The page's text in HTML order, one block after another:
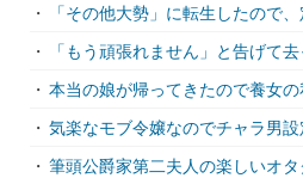
・
「その他大勢」に転生したので
・
「もう頑張れません」と告げて
・ 本当の娘が帰ってきたので養女
・ 気楽なモブ令嬢なのでチャラ男
・ 筆頭公爵家第二夫人の楽しいオタ